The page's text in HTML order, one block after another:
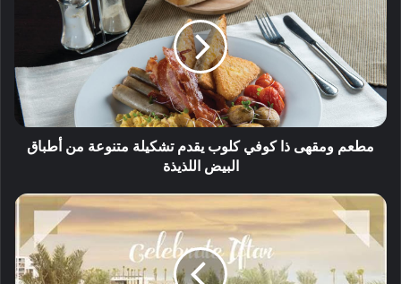
مطعم ومقهى ذا كوفي كلوب يقدم تشكيلة متنوعة من أطباق
البيض اللذيذة